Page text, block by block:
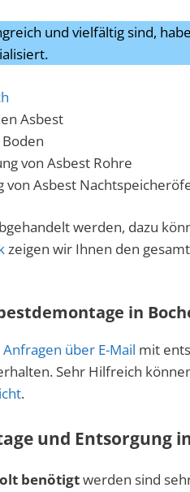
und vielfältig sind,
Asbest
von Asbest Rohre
von Asbest
werden, dazu
zeigen wir Ihnen den
in
Anfragen über E-Mail mit
Sehr Hilfreich
.
und Entsorgung
benötigtwerden sind